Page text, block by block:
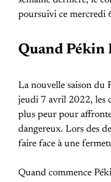
poursuivi ce mercredi
Quand Pékin
La nouvelle saison du
jeudi 7 avril 2022, les
plus peur pour
dangereux. Lors des
faire face à une
Quand commence